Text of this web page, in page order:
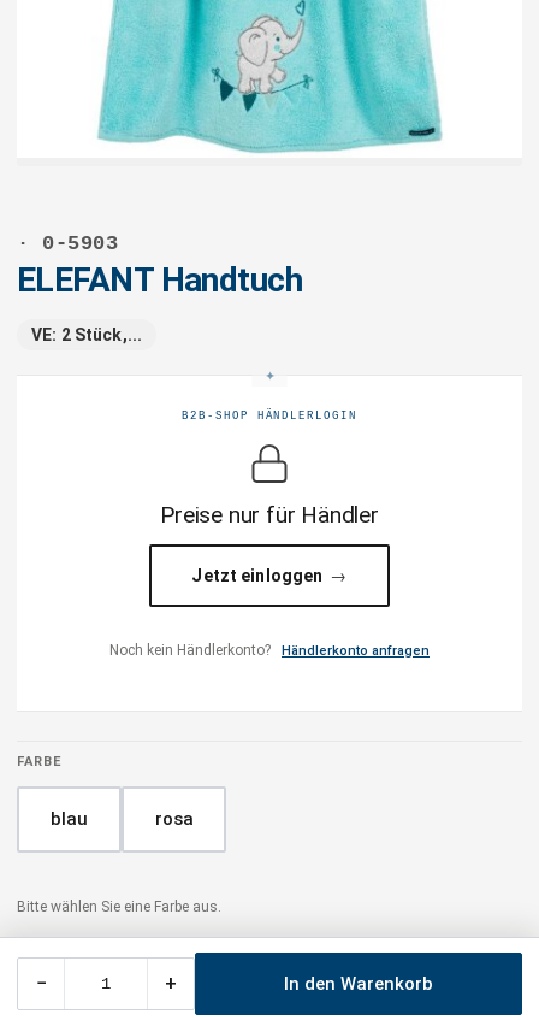
· 0-5903
ELEFANT Handtuch
VE: 2 Stück,...
B2B-SHOP HÄNDLERLOGIN
Preise nur für Händler
Jetzt einloggen
Noch kein Händlerkonto? Händlerkonto anfragen
FARBE
blau rosa
Bitte wählen Sie eine Farbe aus.
− + In den Warenkorb